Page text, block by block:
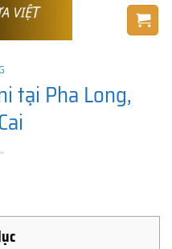
tại Pha Long,